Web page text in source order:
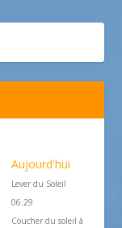
Aujourd'hui
Lever du Soleil
06:29
Coucher du soleil à